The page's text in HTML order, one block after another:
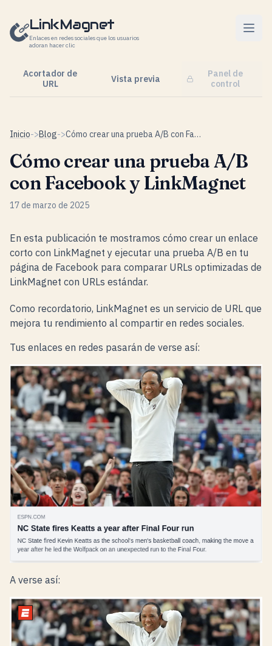
LinkMagnet
Enlaces en redes sociales que los usuarios
adoran hacer clic
Acortador de
URL
Vista previa
Panel de
control
Inicio->Blog-> Cómo crear una prueba A/B con Facebook y LinkMagnet
Cómo crear una prueba A/B
con Facebook y LinkMagnet
17 de marzo de 2025
En esta publicación te mostramos cómo crear un enlace
corto con LinkMagnet y ejecutar una prueba A/B en tu
página de Facebook para comparar URLs optimizadas de
LinkMagnet con URLs estándar.
Como recordatorio, LinkMagnet es un servicio de URL que
mejora tu rendimiento al compartir en redes sociales.
Tus enlaces en redes pasarán de verse así:
A verse así: